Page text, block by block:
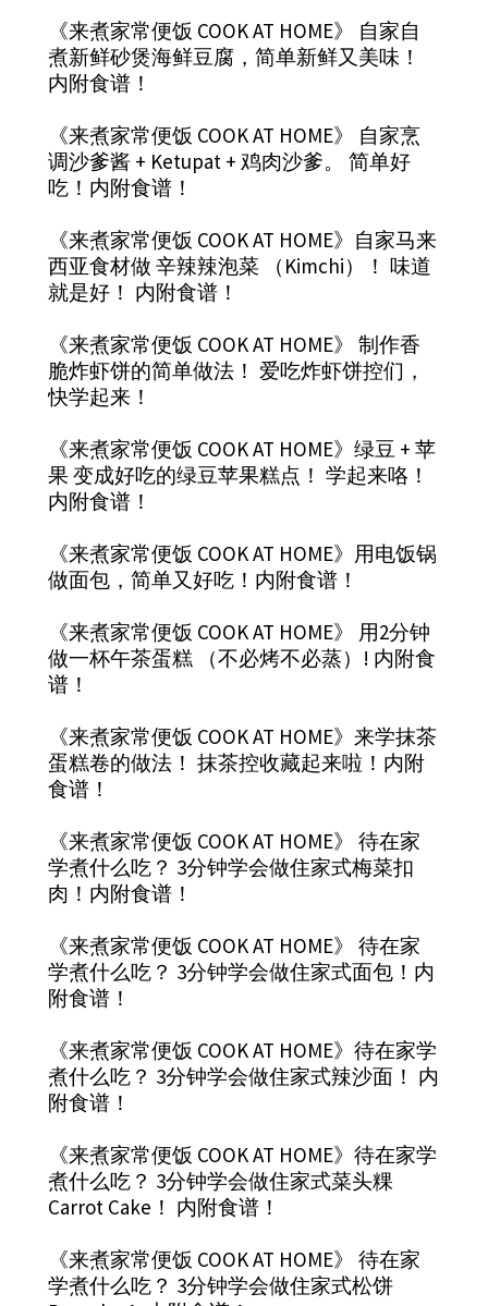
《来煮家常便饭 COOK AT HOME》 自家自
煮新鲜砂煲海鲜豆腐，简单新鲜又美味！
内附食谱！
《来煮家常便饭 COOK AT HOME》 自家烹
调沙爹酱 + Ketupat + 鸡肉沙爹。 简单好
吃！内附食谱！
《来煮家常便饭 COOK AT HOME》自家马来
西亚食材做 辛辣辣泡菜 （Kimchi）！ 味道
就是好！ 内附食谱！
《来煮家常便饭 COOK AT HOME》 制作香
脆炸虾饼的简单做法！ 爱吃炸虾饼控们，
快学起来！
《来煮家常便饭 COOK AT HOME》绿豆 + 苹
果 变成好吃的绿豆苹果糕点！ 学起来咯！
内附食谱！
《来煮家常便饭 COOK AT HOME》用电饭锅
做面包，简单又好吃！内附食谱！
《来煮家常便饭 COOK AT HOME》 用2分钟
做一杯午茶蛋糕 （不必烤不必蒸）! 内附食
谱！
《来煮家常便饭 COOK AT HOME》来学抹茶
蛋糕卷的做法！ 抹茶控收藏起来啦！内附
食谱！
《来煮家常便饭 COOK AT HOME》 待在家
学煮什么吃？ 3分钟学会做住家式梅菜扣
肉！内附食谱！
《来煮家常便饭 COOK AT HOME》 待在家
学煮什么吃？ 3分钟学会做住家式面包！内
附食谱！
《来煮家常便饭 COOK AT HOME》待在家学
煮什么吃？ 3分钟学会做住家式辣沙面！ 内
附食谱！
《来煮家常便饭 COOK AT HOME》待在家学
煮什么吃？ 3分钟学会做住家式菜头粿
Carrot Cake！ 内附食谱！
《来煮家常便饭 COOK AT HOME》 待在家
学煮什么吃？ 3分钟学会做住家式松饼